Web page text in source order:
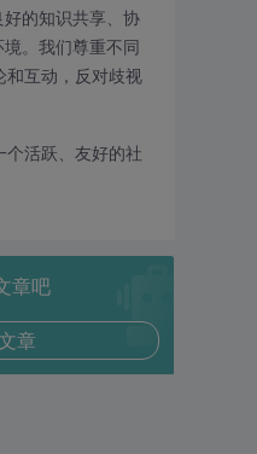
的知识共享、协
。我们尊重不同
和互动，反对歧视
个活跃、友好的社
章吧
章